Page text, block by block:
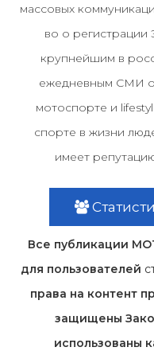
массовых
во о регистрации
крупнейшим в
ежедневным СМИ о
мотоспорте и
спорте в жизни
имеет
Все публикации
для пользователей
права на контент
защищены
использованы